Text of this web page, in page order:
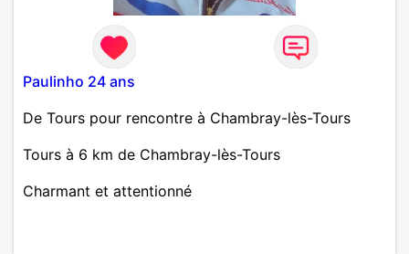
Paulinho 24 ans
De Tours pour rencontre à Chambray-lès-Tours
Tours à 6 km de Chambray-lès-Tours
Charmant et attentionné